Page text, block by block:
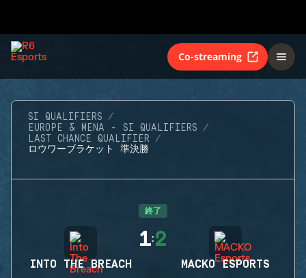
Co-streaming
SI QUALIFIERS
EUROPE & MENA - SI QUALIFIERS
LAST CHANCE QUALIFIER
ロウワーブラケット 準決勝
終了
INTO THE BREACH
1:2
MACKO ESPORTS